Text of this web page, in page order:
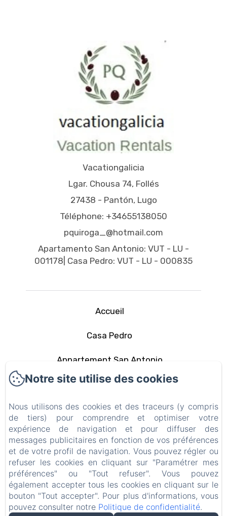
Vacationgalicia
Lgar. Chousa 74, Follés
27438 - Pantón, Lugo
Téléphone: +34655138050
pquiroga_@hotmail.com
Apartamento San Antonio: VUT - LU -
001178| Casa Pedro: VUT - LU - 000835
Accueil
Casa Pedro
Appartement San Antonio
La zone
Contact
Politique de confidentialité
Informations légales
Informations sur les cookies
EN FR ES IT DE PT
Notre site utilise des cookies
Nous utilisons des cookies et des traceurs (y compris
de tiers) pour comprendre et optimiser votre
expérience de navigation et pour diffuser des
messages publicitaires en fonction de vos préférences
et de votre profil de navigation. Vous pouvez régler ou
refuser les cookies en cliquant sur "Paramétrer mes
préférences" ou "Tout refuser". Vous pouvez
également accepter tous les cookies en cliquant sur le
bouton "Tout accepter". Pour plus d'informations, vous
pouvez consulter notre Politique de confidentialité.